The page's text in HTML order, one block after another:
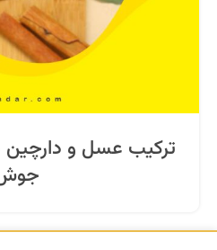
ترکیب عسل و دارچین